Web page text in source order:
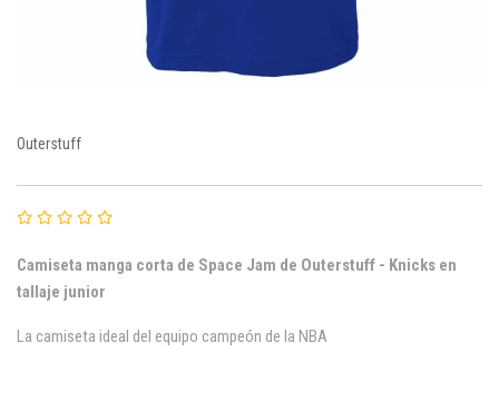
Outerstuff
Camiseta manga corta de Space Jam de Outerstuff - Knicks en
tallaje junior
La camiseta ideal del equipo campeón de la NBA